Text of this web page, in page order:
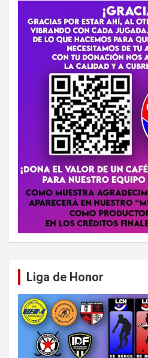
Liga de Honor